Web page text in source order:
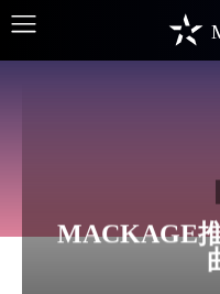
MACKAGE